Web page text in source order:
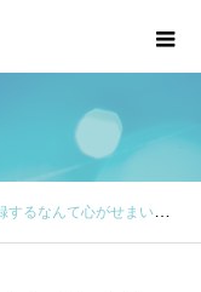
るなんて心がせまいのかな？